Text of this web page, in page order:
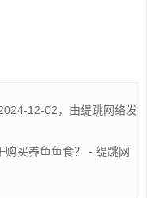
12-02，由缇跳网络发
购买养鱼鱼食？ - 缇跳网